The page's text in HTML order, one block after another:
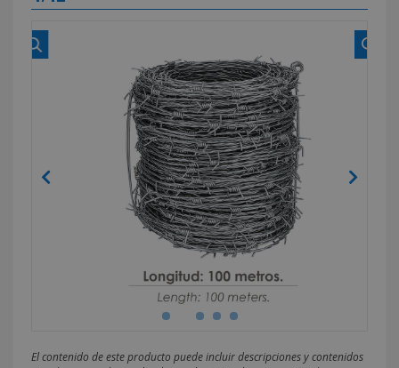
El contenido de este producto puede incluir descripciones y contenidos